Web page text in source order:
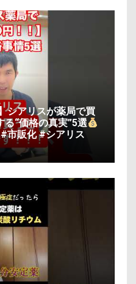
シアリスが薬局で買
る“価格の真実”5選
市販化 #シアリス